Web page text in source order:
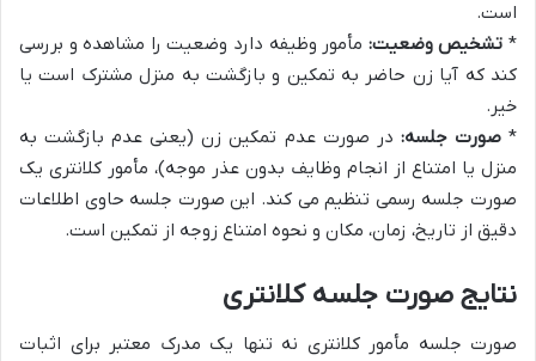
است.
* تشخیص وضعیت: مأمور وظیفه دارد وضعیت را مشاهده و بررسی
کند که آیا زن حاضر به تمکین و بازگشت به منزل مشترک است یا
خیر.
*صورت جلسه: در صورت عدم تمکین زن (یعنی عدم بازگشت به
منزل یا امتناع از انجام وظایف بدون عذر موجه)، مأمور کلانتری یک
صورت جلسه رسمی تنظیم می کند. این صورت جلسه حاوی اطلاعات
دقیق از تاریخ، زمان، مکان و نحوه امتناع زوجه از تمکین است.
نتایج صورت جلسه کلانتری
صورت جلسه مأمور کلانتری نه تنها یک مدرک معتبر برای اثبات